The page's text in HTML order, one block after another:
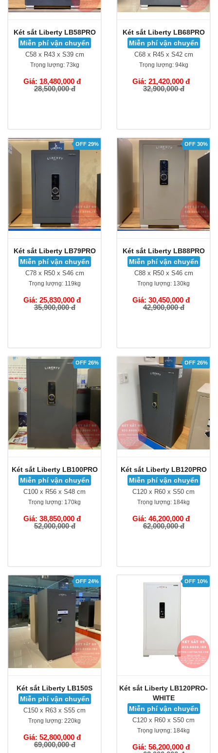
Két sắt Liberty LB58PRO
Miễn phí vận chuyển
C58 x R43 x S39 cm
Trọng lượng:73kg
Giá: 18,480,000 đ
28,500,000 đ
Két sắt Liberty LB68PRO
Miễn phí vận chuyển
C68 x R45 x S42 cm
Trọng lượng:94kg
Giá: 21,420,000 đ
32,900,000 đ
OFF 29%
Két sắt Liberty LB79PRO
Miễn phí vận chuyển
C78 x R50 x S46 cm
Trọng lượng:119kg
Giá: 25,830,000 đ
35,900,000 đ
OFF 30%
Két sắt Liberty LB88PRO
Miễn phí vận chuyển
C88 x R50 x S46 cm
Trọng lượng: 130kg
Giá: 30,450,000 đ
42,900,000 đ
OFF 26%
Két sắt Liberty LB100PRO
Miễn phí vận chuyển
C100 x R56 x S48 cm
Trọng lượng: 170kg
Giá: 38,850,000 đ
52,000,000 đ
OFF 26%
Két sắt Liberty LB120PRO
Miễn phí vận chuyển
C120 x R60 x S50 cm
Trọng lượng: 184kg
Giá: 46,200,000 đ
62,000,000 đ
OFF 24%
Két sắt Liberty LB150S
Miễn phí vận chuyển
C150 x R63 x S55 cm
Trọng lượng: 220kg
Giá: 52,800,000 đ
69,000,000 đ
OFF 10%
Két sắt Liberty LB120PRO-
WHITE
Miễn phí vận chuyển
C120 x R60 x S50 cm
Trọng lượng: 184kg
Giá: 56,200,000 đ